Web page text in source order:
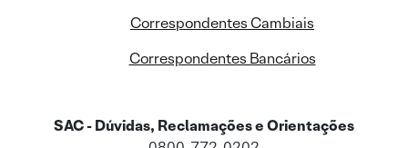
Correspondentes Cambiais
Correspondentes Bancários
SAC - Dúvidas, Reclamações e Orientações